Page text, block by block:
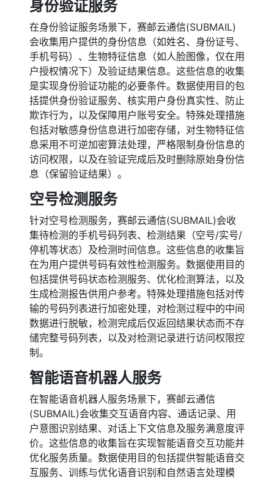
身份验证服务
在身份验证服务场景下，赛邮云通信(SUBMAIL)
会收集用户提供的身份信息（如姓名、身份证号、
手机号码）、生物特征信息（如人脸图像，仅在用
户授权情况下）及验证结果信息。这些信息的收集
是实现身份验证功能的必要条件。数据使用目的包
括提供身份验证服务、核实用户身份真实性、防止
欺诈行为，以及保障用户账号安全。特殊处理措施
包括对敏感身份信息进行加密存储，对生物特征信
息采用不可逆加密算法处理，严格限制身份信息的
访问权限，以及在验证完成后及时删除原始身份信
息（保留验证结果）。
空号检测服务
针对空号检测服务，赛邮云通信(SUBMAIL)会收
集待检测的手机号码列表、检测结果（空号/实号/
停机等状态）及检测时间信息。这些信息的收集旨
在为用户提供号码有效性检测服务。数据使用目的
包括提供号码状态检测服务、优化检测算法，以及
生成检测报告供用户参考。特殊处理措施包括对传
输的号码列表进行加密处理，对检测过程中的中间
数据进行脱敏，检测完成后仅返回结果状态而不存
储完整号码列表，以及对检测记录进行访问权限控
制。
智能语音机器人服务
在智能语音机器人服务场景下，赛邮云通信
(SUBMAIL)会收集交互语音内容、通话记录、用
户意图识别结果、对话上下文信息及服务满意度评
价。这些信息的收集旨在实现智能语音交互功能并
优化服务质量。数据使用目的包括提供智能语音交
互服务、训练与优化语音识别和自然语言处理模